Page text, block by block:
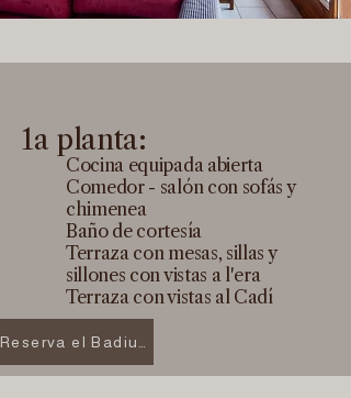
1a planta:
Cocina equipada abierta
Comedor - salón con sofás y
chimenea
Baño de cortesía
Terraza con mesas, sillas y
sillones con vistas a l'era
Terraza con vistas al Cadí